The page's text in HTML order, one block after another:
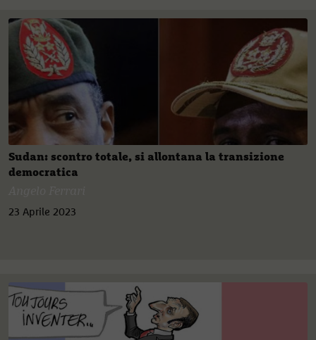
Sudan: scontro totale, si allontana la transizione
democratica
23 Aprile 2023